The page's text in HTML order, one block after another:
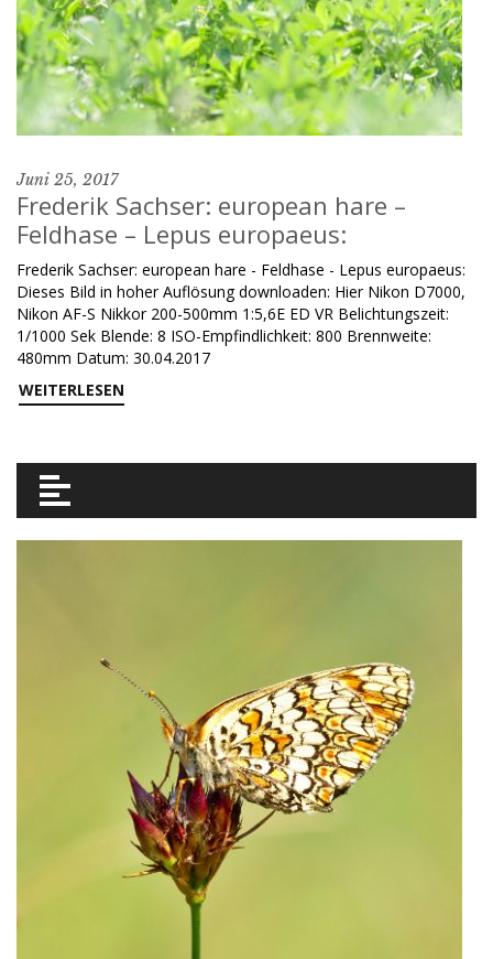
Juni 25, 2017
Frederik Sachser: european hare –
Feldhase – Lepus europaeus:
Frederik Sachser: european hare - Feldhase - Lepus europaeus:
Dieses Bild in hoher Auflösung downloaden: Hier Nikon D7000,
Nikon AF-S Nikkor 200-500mm 1:5,6E ED VR Belichtungszeit:
1/1000 Sek Blende: 8 ISO-Empfindlichkeit: 800 Brennweite:
480mm Datum: 30.04.2017
WEITERLESEN